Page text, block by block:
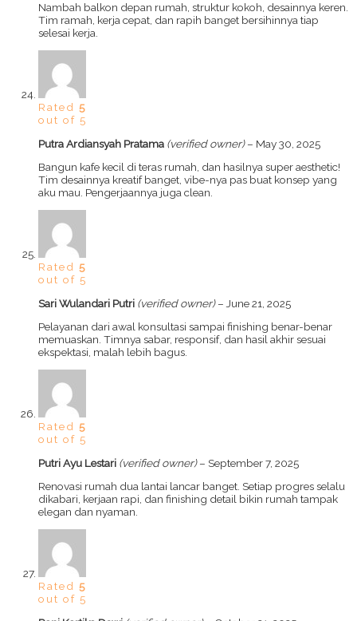
Nambah balkon depan rumah, struktur kokoh, desainnya keren.
Tim ramah, kerja cepat, dan rapih banget bersihinnya tiap
selesai kerja.
Rated 5
out of 5
Putra Ardiansyah Pratama (verified owner) – May 30, 2025
Bangun kafe kecil di teras rumah, dan hasilnya super aesthetic!
Tim desainnya kreatif banget, vibe-nya pas buat konsep yang
aku mau. Pengerjaannya juga clean.
Rated 5
out of 5
Sari Wulandari Putri (verified owner) – June 21, 2025
Pelayanan dari awal konsultasi sampai finishing benar-benar
memuaskan. Timnya sabar, responsif, dan hasil akhir sesuai
ekspektasi, malah lebih bagus.
Rated 5
out of 5
Putri Ayu Lestari (verified owner) – September 7, 2025
Renovasi rumah dua lantai lancar banget. Setiap progres selalu
dikabari, kerjaan rapi, dan finishing detail bikin rumah tampak
elegan dan nyaman.
Rated 5
out of 5